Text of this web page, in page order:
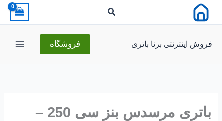
فروش اینترنتی برنا باتری فروشگاه
باتری مرسدس بنز سی 250 –